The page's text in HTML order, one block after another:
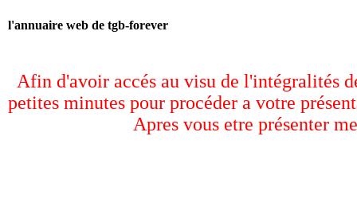
l'annuaire web de tgb-forever
Afin d'avoir accés au visu de l'intégralités
petites minutes pour procéder a votre
Apres vous etre présenter